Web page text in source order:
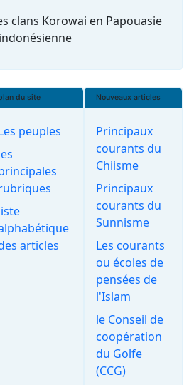
clans Korowai en Papouasie
indonésienne
du site
peuples
articles
Nouveaux articles
Principaux
courants du
Chiisme
Principaux
courants du
Sunnisme
Les courants
ou écoles de
pensées de
l'Islam
le Conseil de
coopération
du Golfe
(CCG)